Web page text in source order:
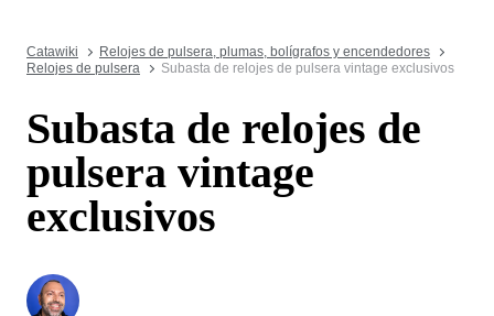
Catawiki
Relojes de pulsera, plumas, bolígrafos y encendedores
Relojes de pulsera
Subasta de relojes de pulsera vintage exclusivos
Subasta de relojes de
pulsera vintage
exclusivos